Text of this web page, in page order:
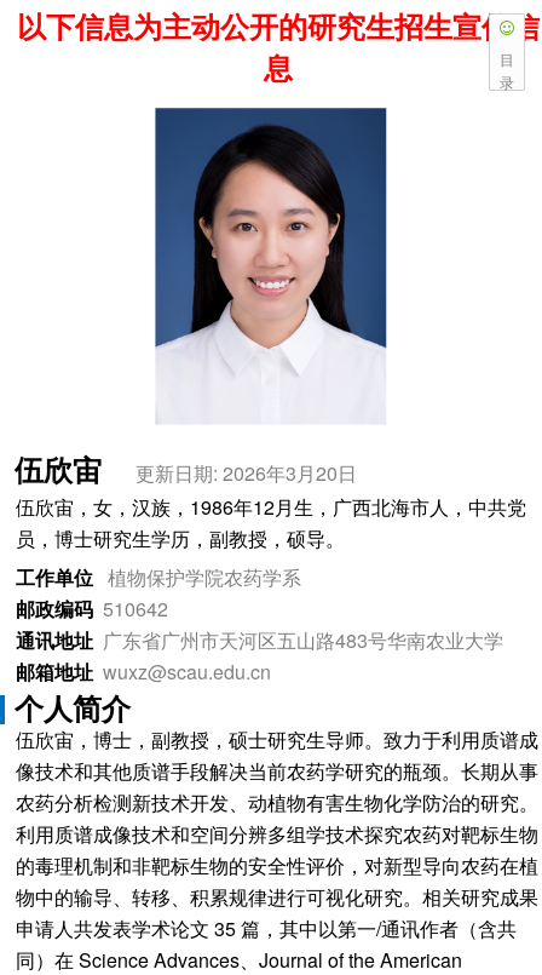
以下信息为主动公开的研究生招生宣传信
息
目
录
伍欣宙
更新日期: 2026年3月20日
伍欣宙，女，汉族，1986年12月生，广西北海市人，中共党
员，博士研究生学历，副教授，硕导。
工作单位 植物保护学院农药学系
邮政编码 510642
通讯地址 广东省广州市天河区五山路483号华南农业大学
邮箱地址 wuxz@scau.edu.cn
个人简介
伍欣宙，博士，副教授，硕士研究生导师。致力于利用质谱成
像技术和其他质谱手段解决当前农药学研究的瓶颈。长期从事
农药分析检测新技术开发、动植物有害生物化学防治的研究。
利用质谱成像技术和空间分辨多组学技术探究农药对靶标生物
的毒理机制和非靶标生物的安全性评价，对新型导向农药在植
物中的输导、转移、积累规律进行可视化研究。相关研究成果
申请人共发表学术论文 35 篇，其中以第一/通讯作者（含共
同）在 Science Advances、Journal of the American